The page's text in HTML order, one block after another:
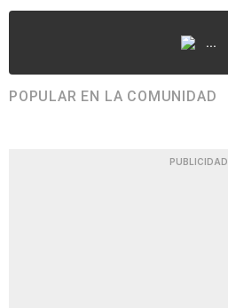
...
POPULAR EN LA COMUNIDAD
PUBLICIDAD